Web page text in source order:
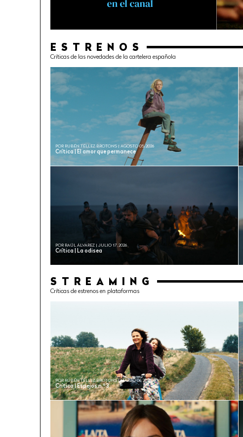
ESTRENOS
Críticas de las novedades de la cartelera española
Crítica | El amor que permanece
POR RUBÉN TÉLLEZ BROTONS | AGOSTO 05, 2026
Crítica | La odisea
POR RAÚL ÁLVAREZ | JULIO 17, 2026
STREAMING
Críticas de estrenos en plataformas
Crítica | Espejos n.º 3
POR RUBÉN TÉLLEZ BROTONS | MARZO 06, 2026